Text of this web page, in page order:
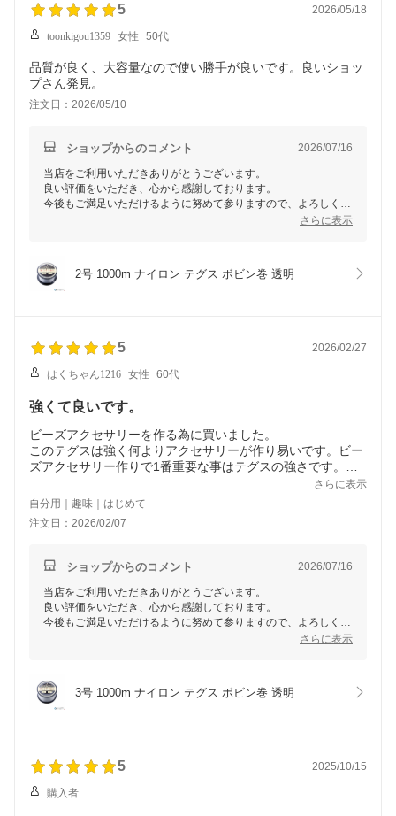
5 2026/05/18
toonkigou1359 女性 50代
品質が良く、大容量なので使い勝手が良いです。良いショッ
プさん発見。
注文日：2026/05/10
ショップからのコメント 2026/07/16
当店をご利用いただきありがとうございます。
良い評価をいただき、心から感謝しております。
今後もご満足いただけるように努めて参りますので、よろしくお
さらに表示
2号 1000m ナイロン テグス ボビン巻 透明
5 2026/02/27
はくちゃん1216 女性 60代
強くて良いです。
ビーズアクセサリーを作る為に買いました。
このテグスは強く何よりアクセサリーが作り易いです。ビー
ズアクセサリー作りで1番重要な事はテグスの強さです。テ
グス次第で強いアクセサリーが出来るか決まります。アクセ
サリー作りが好きな人は買った方が良いです。
さらに表示
自分用｜趣味｜はじめて
注文日：2026/02/07
ショップからのコメント 2026/07/16
当店をご利用いただきありがとうございます。
良い評価をいただき、心から感謝しております。
今後もご満足いただけるように努めて参りますので、よろしくお
さらに表示
3号 1000m ナイロン テグス ボビン巻 透明
5 2025/10/15
購入者